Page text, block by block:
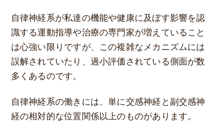
自律神経系が私達の機能や健康に及ぼす影響を認
識する運動指導や治療の専門家が増えていること
は心強い限りですが、この複雑なメカニズムには
誤解されていたり、過小評価されている側面が数
多くあるのです。
自律神経系の働きには、単に交感神経と副交感神
経の相対的な位置関係以上のものがあります。